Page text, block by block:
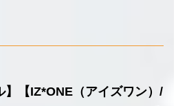
】【IZ*ONE（アイズワン）/